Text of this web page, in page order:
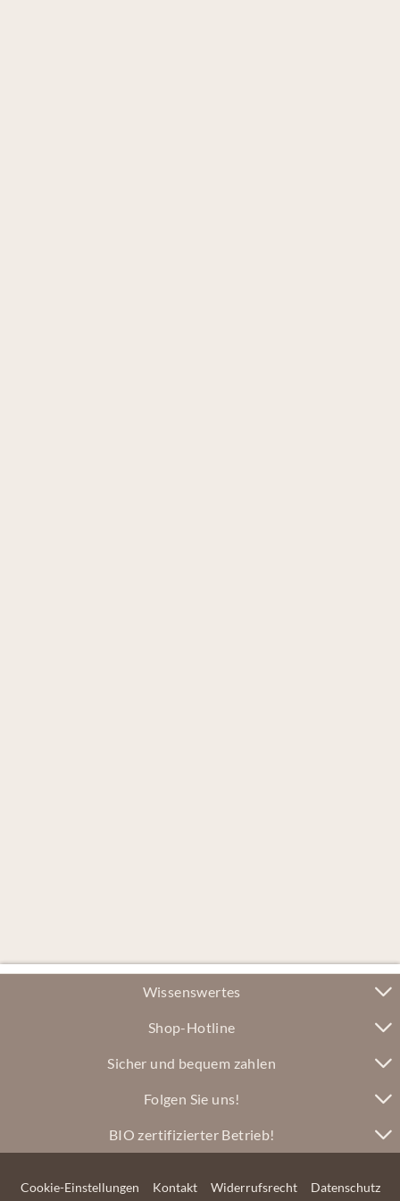
Wissenswertes
Shop-Hotline
Sicher und bequem zahlen
Folgen Sie uns!
BIO zertifizierter Betrieb!
Cookie-Einstellungen Kontakt Widerrufsrecht Datenschutz